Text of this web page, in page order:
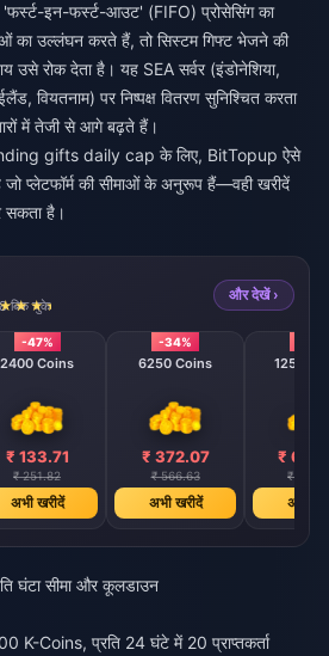
इन-फर्स्ट-आउट' (FIFO) प्रोसेसिंग का
का उल्लंघन करते हैं, तो सिस्टम गिफ्ट भेजने की
उसे रोक देता है। यह SEA सर्वर (इंडोनेशिया,
वियतनाम) पर निष्पक्ष वितरण सुनिश्चित करता
में तेजी से आगे बढ़ते हैं।
gifts daily cap के लिए, BitTopup ऐसे
प्लेटफॉर्म की सीमाओं के अनुरूप हैं—वही खरीदें
सकता है।
बिक चुके
और देखें ›
-47%
2400 Coins
₹ 133.71
₹ 251.82
अभी खरीदें
-34%
6250 Coins
₹ 372.07
₹ 566.63
अभी खरीदें
12500
₹
₹
अभी
घंटा सीमा और कूलडाउन
K-Coins, प्रति 24 घंटे में 20 प्राप्तकर्ता